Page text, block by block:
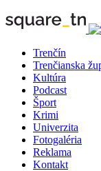
Trenčín
Trenčianska
Kultúra
Podcast
Šport
Krimi
Univerzita
Fotogaléria
Reklama
Kontakt